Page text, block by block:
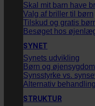
Skal mit barn have
Valg af briller til børn
Tilskud og gratis
Besøget hos
SYNET
Synets udvikling
Børn og
Synsstyrke vs.
Alternativ
STRUKTUR